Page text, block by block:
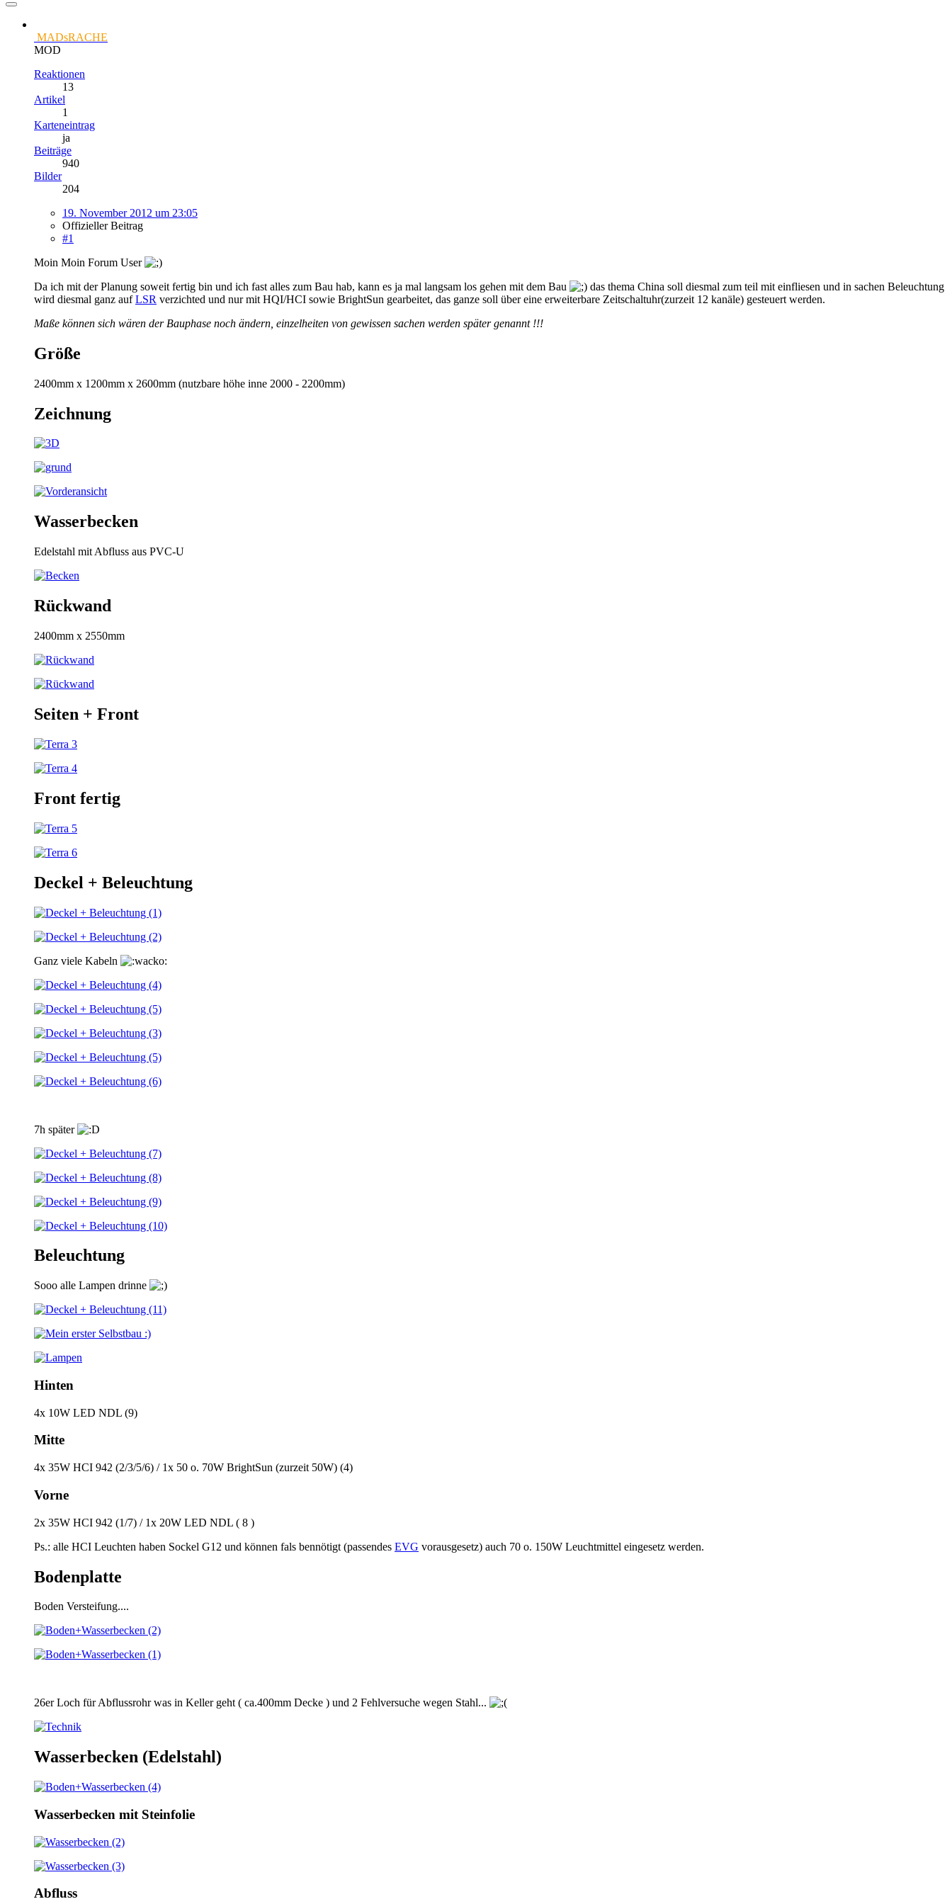
MADsRACHE
MOD
Reaktionen
13
Artikel
1
Karteneintrag
ja
Beiträge
940
Bilder
204
19. November 2012 um 23:05
Offizieller Beitrag
#1
Moin Moin Forum User
Da ich mit der Planung soweit fertig bin und ich fast alles zum Bau hab, kann es ja mal langsam los gehen mit dem Bau
das thema China soll diesmal zum teil mit einfliesen und in sachen Beleuchtung
wird diesmal ganz aufLSR verzichted und nur mit HQI/HCI sowie BrightSun gearbeitet, das ganze soll über eine erweiterbare Zeitschaltuhr(zurzeit 12 kanäle) gesteuert werden.
Maße können sich wären der Bauphase noch ändern, einzelheiten von gewissen sachen werden später genannt !!!
Größe
2400mm x 1200mm x 2600mm (nutzbare höhe inne 2000 - 2200mm)
Zeichnung
Wasserbecken
Edelstahl mit Abfluss aus PVC-U
Rückwand
2400mm x 2550mm
Seiten + Front
Front fertig
Deckel + Beleuchtung
Ganz viele Kabeln
7h später
Beleuchtung
Sooo alle Lampen drinne
Hinten
4x 10W LED NDL (9)
Mitte
4x 35W HCI 942 (2/3/5/6) / 1x 50 o. 70W BrightSun (zurzeit 50W) (4)
Vorne
2x 35W HCI 942 (1/7) / 1x 20W LED NDL ( 8 )
Ps.: alle HCI Leuchten haben Sockel G12 und können fals bennötigt (passendes EVG vorausgesetz) auch 70 o. 150W Leuchtmittel eingesetz werden.
Bodenplatte
Boden Versteifung....
26er Loch für Abflussrohr was in Keller geht ( ca.400mm Decke ) und 2 Fehlversuche wegen Stahl...
Wasserbecken (Edelstahl)
Wasserbecken mit Steinfolie
Abfluss